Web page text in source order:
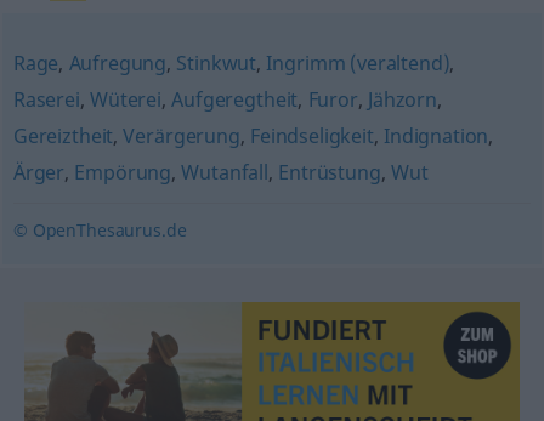
Rage, Aufregung, Stinkwut, Ingrimm (veraltend),
Raserei,Wüterei,Aufgeregtheit, Furor, Jähzorn,
Gereiztheit,Verärgerung, Feindseligkeit, Indignation,
Ärger, Empörung,Wutanfall, Entrüstung, Wut
© OpenThesaurus.de